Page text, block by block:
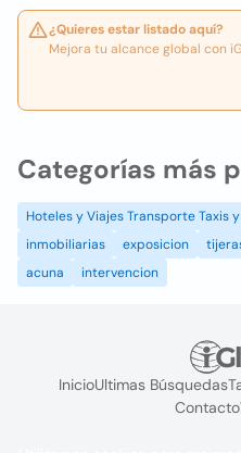
¿Quieres estar listado aquí?
Mejora tu alcance global con
Categorías más
Hoteles y Viajes Transporte Taxis
inmobiliarias
exposicion
acuna
intervencion
InicioUltimas Búsquedas
Contacto